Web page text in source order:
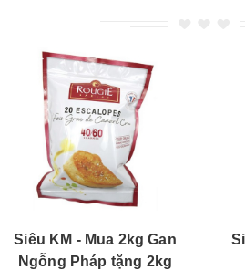
Siêu KM - Mua 2kg Gan
Ngỗng Pháp tặng 1